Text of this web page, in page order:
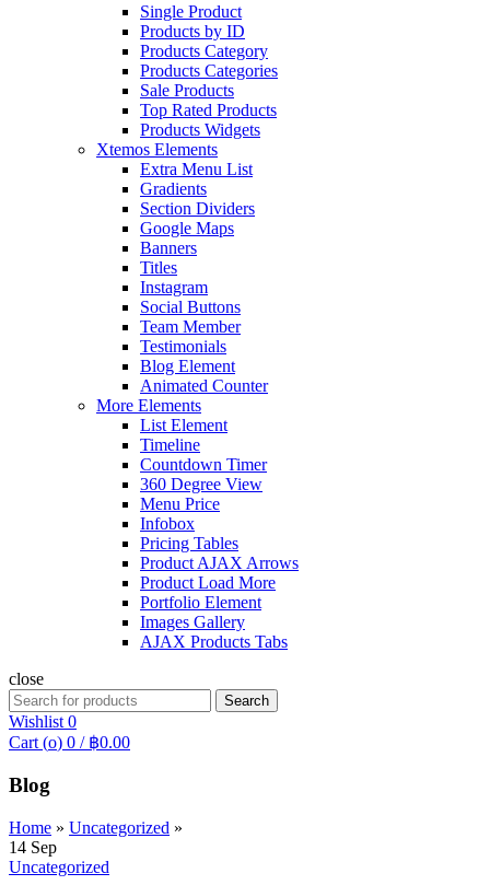
Single Product
Products by ID
Products Category
Products Categories
Sale Products
Top Rated Products
Products Widgets
Xtemos Elements
Extra Menu List
Gradients
Section Dividers
Google Maps
Banners
Titles
Instagram
Social Buttons
Team Member
Testimonials
Blog Element
Animated Counter
More Elements
List Element
Timeline
Countdown Timer
360 Degree View
Menu Price
Infobox
Pricing Tables
Product AJAX Arrows
Product Load More
Portfolio Element
Images Gallery
AJAX Products Tabs
close
Search
for:
Search
Wishlist 0
Cart (o) 0 / ฿0.00
Blog
Home » Uncategorized »
14 Sep
Uncategorized